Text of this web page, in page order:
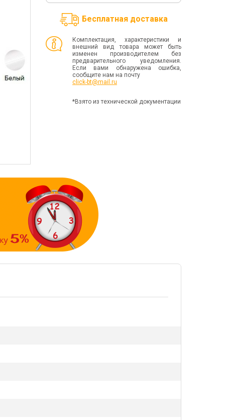
Бесплатная доставка
Комплектация, характеристики и
внешний вид товара может быть
изменен производителем без
предварительного уведомления.
Если вами обнаружена ошибка,
сообщите нам на почту
click-bt@mail.ru
*Взято из технической документации